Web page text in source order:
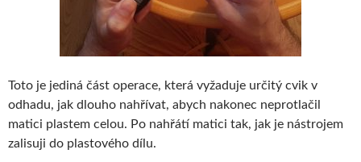
Toto je jediná část operace, která vyžaduje určitý cvik v
odhadu, jak dlouho nahřívat, abych nakonec neprotlačil
matici plastem celou. Po nahřátí matici tak, jak je nástrojem
zalisuji do plastového dílu.